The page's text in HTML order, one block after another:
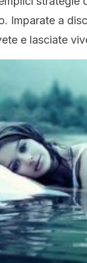
Imparate a
e lasciate